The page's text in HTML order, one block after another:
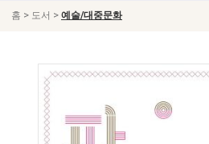
홈 > 도서 > 예술/대중문화